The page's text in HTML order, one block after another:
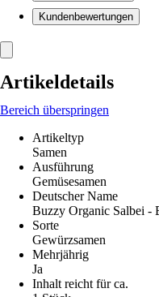
Kundenbewertungen
Artikeldetails
Bereich überspringen
Artikeltyp
Samen
Ausführung
Gemüsesamen
Deutscher Name
Buzzy Organic Salbei -
Sorte
Gewürzsamen
Mehrjährig
Ja
Inhalt reicht für ca.